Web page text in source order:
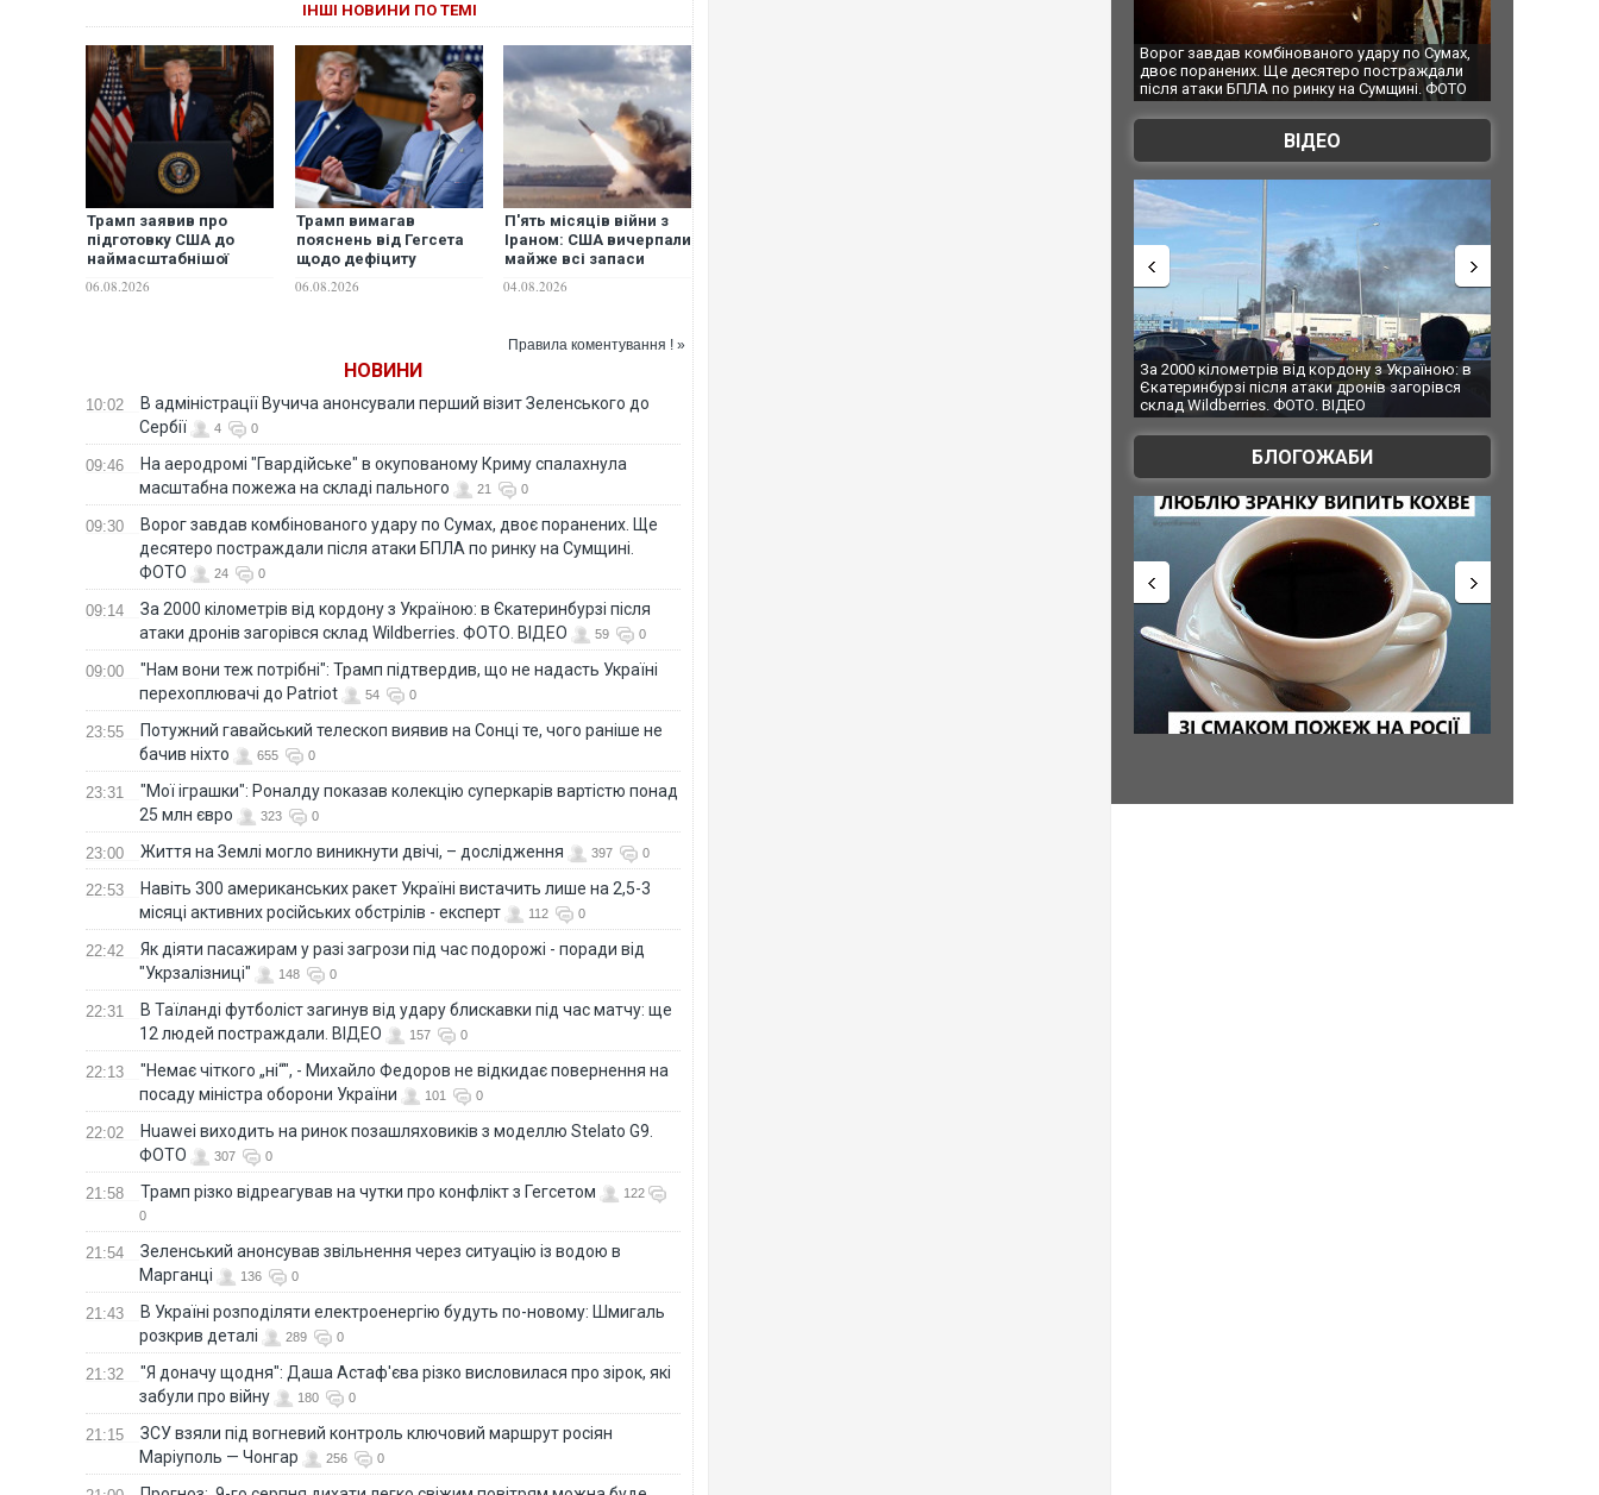
ІНШІ НОВИНИ ПО ТЕМІ
Трамп заявив про
підготовку США до
наймасштабнішої
світової війни
06.08.2026
Трамп вимагав
пояснень від Гегсета
щодо дефіциту
06.08.2026
П'ять місяців війни з
Іраном: США вичерпали
майже всі запаси
Reuters
04.08.2026
Правила коментування ! »
НОВИНИ
10:02
В адміністрації Вучича анонсували перший візит Зеленського до
Сербії
4 0
09:46
На аеродромі "Гвардійське" в окупованому Криму спалахнула
масштабна пожежа на складі пального
21 0
09:30
Ворог завдав комбінованого удару по Сумах, двоє поранених. Ще
десятеро постраждали після атаки БПЛА по ринку на Сумщині.
ФОТО
24 0
09:14
За 2000 кілометрів від кордону з Україною: в Єкатеринбурзі після
атаки дронів загорівся склад Wildberries. ФОТО. ВІДЕО
59 0
09:00
"Нам вони теж потрібні": Трамп підтвердив, що не надасть Україні
перехоплювачі до Patriot
54 0
23:55
Потужний гавайський телескоп виявив на Сонці те, чого раніше не
бачив ніхто
655 0
23:31
"Мої іграшки": Роналду показав колекцію суперкарів вартістю понад
25 млн євро
323 0
23:00 Життя на Землі могло виникнути двічі, – дослідження 397 0
22:53
Навіть 300 американських ракет Україні вистачить лише на 2,5-3
місяці активних російських обстрілів - експерт
112 0
22:42
Як діяти пасажирам у разі загрози під час подорожі - поради від
"Укрзалізниці"
148 0
22:31
В Таїланді футболіст загинув від удару блискавки під час матчу: ще
12 людей постраждали. ВІДЕО
157 0
22:13
"Немає чіткого „ні“", - Михайло Федоров не відкидає повернення на
посаду міністра оборони України
101 0
22:02
Huawei виходить на ринок позашляховиків з моделлю Stelato G9.
ФОТО
307 0
21:58 Трамп різко відреагував на чутки про конфлікт з Гегсетом
122
0
21:54
Зеленський анонсував звільнення через ситуацію із водою в
Марганці
136 0
21:43
В Україні розподіляти електроенергію будуть по-новому: Шмигаль
розкрив деталі
289 0
21:32
"Я доначу щодня": Даша Астаф'єва різко висловилася про зірок, які
забули про війну
180 0
21:15
ЗСУ взяли під вогневий контроль ключовий маршрут росіян
Маріуполь — Чонгар
256 0
Ворог завдав комбінованого удару по Сумах,
двоє поранених. Ще десятеро постраждали
після атаки БПЛА по ринку на Сумщині. ФОТО
За 2000 кілометрів від кордону з Україною:
Єкатеринбурзі після атаки дронів загорівся
склад Wildberries. ФОТО. ВІДЕО
ВІДЕО
За 2000 кілометрів від кордону з Україною: в
Єкатеринбурзі після атаки дронів загорівся
склад Wildberries. ФОТО. ВІДЕО
В Таїланді футболіст загинув від удару
блискавки під час матчу: ще 12 людей
постраждали. ВІДЕО
БЛОГОЖАБИ